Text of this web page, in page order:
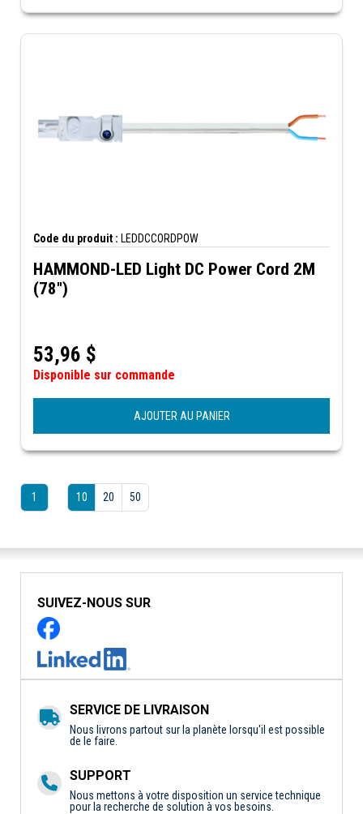
Code du produit : LEDDCCORDPOW
HAMMOND-LED Light DC Power Cord 2M
(78")
53,96 $
Disponible sur commande
AJOUTER AU PANIER
1 10 20 50
SUIVEZ-NOUS SUR
SERVICE DE LIVRAISON
Nous livrons partout sur la planète lorsqu'il est possible
de le faire.
SUPPORT
Nous mettons à votre disposition un service technique
pour la recherche de solution à vos besoins.